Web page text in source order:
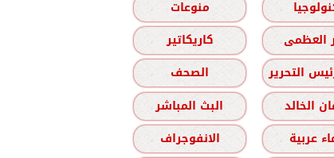
منوعات
العظمى
كاريكاتير
التحرير
الصحف
الخالد
البث المباشر
عربية الانفوجراف